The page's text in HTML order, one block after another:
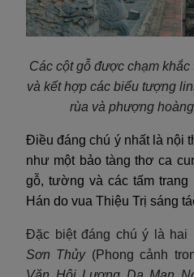
Các cột gỗ được chạm
và kết hợp các biểu tượng
rùa và phượng hoàng
Điều đáng chú ý nhất là nội
như một bảo tàng thơ ca
gỗ, tường và các tấm
Hán do vua Thiệu Trị sáng
Đặc biệt đáng chú ý là hai
Sơn Thủy(Phong cảnh